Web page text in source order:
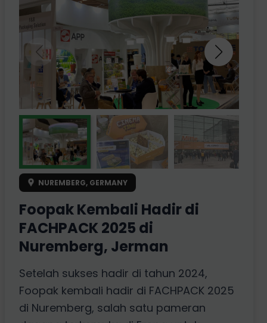
NUREMBERG, GERMANY
Foopak Kembali Hadir di
FACHPACK 2025 di
Nuremberg, Jerman
Setelah sukses hadir di tahun 2024,
Foopak kembali hadir di FACHPACK 2025
di Nuremberg, salah satu pameran